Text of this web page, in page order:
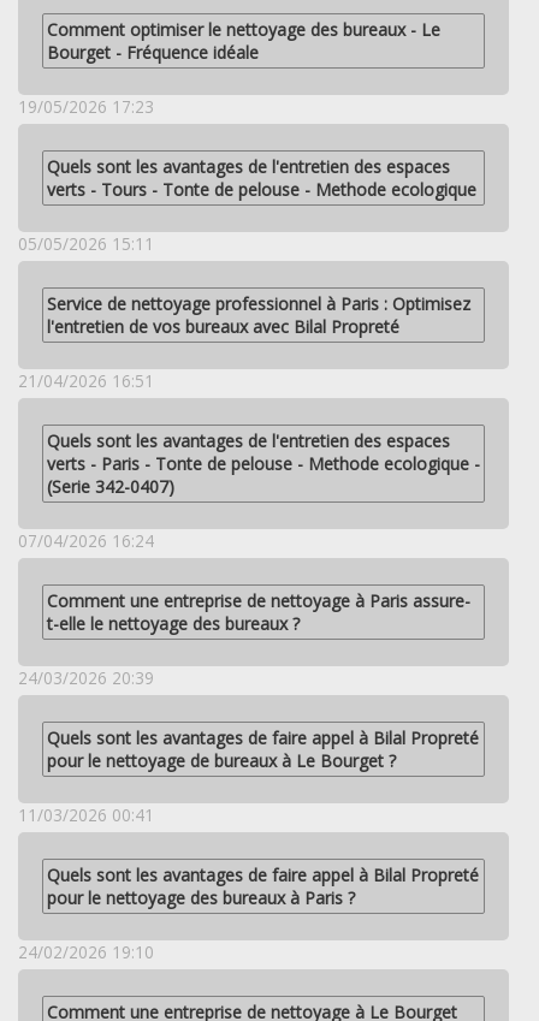
Comment optimiser le nettoyage des bureaux - Le
Bourget - Fréquence idéale
19/05/2026 17:23
Quels sont les avantages de l'entretien des espaces
verts - Tours - Tonte de pelouse - Methode ecologique
05/05/2026 15:11
Service de nettoyage professionnel à Paris : Optimisez
l'entretien de vos bureaux avec Bilal Propreté
21/04/2026 16:51
Quels sont les avantages de l'entretien des espaces
verts - Paris - Tonte de pelouse - Methode ecologique -
(Serie 342-0407)
07/04/2026 16:24
Comment une entreprise de nettoyage à Paris assure-
t-elle le nettoyage des bureaux ?
24/03/2026 20:39
Quels sont les avantages de faire appel à Bilal Propreté
pour le nettoyage de bureaux à Le Bourget ?
11/03/2026 00:41
Quels sont les avantages de faire appel à Bilal Propreté
pour le nettoyage des bureaux à Paris ?
24/02/2026 19:10
Comment une entreprise de nettoyage à Le Bourget